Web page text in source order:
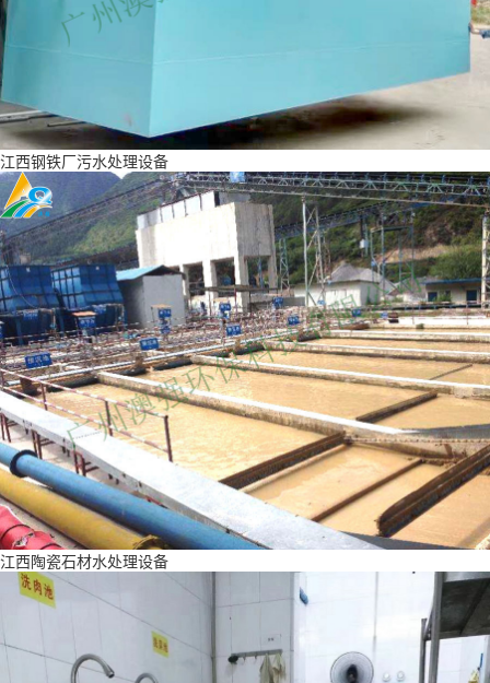
江西钢铁厂污水处理设备
江西陶瓷石材水处理设备